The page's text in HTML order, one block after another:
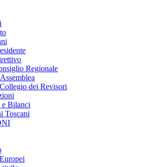
Regionale
dei Revisori
e Bilanci
Toscani